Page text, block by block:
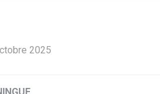
2025